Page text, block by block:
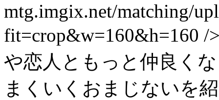
mtg.imgix.net/matching/
fit=crop&w=160&h=160
や恋人ともっと仲良く
まくいくおまじないを